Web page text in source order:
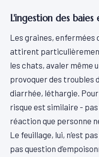
L'ingestion des
Les graines, enfermées
attirent particulièrement
les chats, avaler même
provoquer des troubles
diarrhée, léthargie.
risque est similaire -
réaction que personne
Le feuillage, lui, n’est
pas question